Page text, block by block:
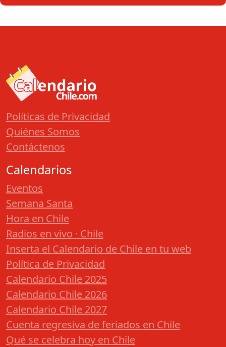
Políticas de Privacidad
Quiénes Somos
Contáctenos
Calendarios
Eventos
Semana Santa
Hora en Chile
Radios en vivo · Chile
Inserta el Calendario de Chile en tu web
Política de Privacidad
Calendario Chile 2025
Calendario Chile 2026
Calendario Chile 2027
Cuenta regresiva de feriados en Chile
Qué se celebra hoy en Chile